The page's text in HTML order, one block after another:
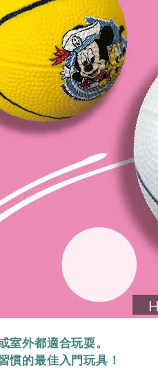
外都適合玩耍。
慣的最佳入門玩具！